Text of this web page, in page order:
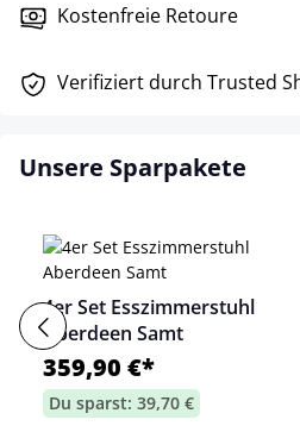
Kostenfreie Retoure
Verifiziert durch Trusted
Unsere Sparpakete
4er Set Esszimmerstuhl
Aberdeen Samt
359,90 €*
Du sparst: 39,70 €